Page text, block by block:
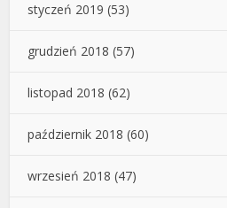
styczeń 2019 (53)
grudzień 2018 (57)
listopad 2018 (62)
październik 2018 (60)
wrzesień 2018 (47)